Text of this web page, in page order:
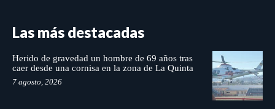
Las más destacadas
Herido de gravedad un hombre de 69 años tras
caer desde una cornisa en la zona de La Quinta
7 agosto, 2026